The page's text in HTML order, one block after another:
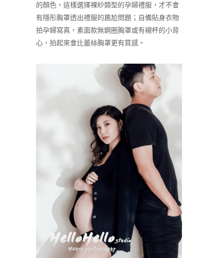
的顏色，這樣選擇裸紗類型的孕婦禮服，才不會
有隱形胸罩透出禮服的尷尬問題；自備貼身衣物
拍孕婦寫真，素面款無鋼圈胸罩或有襯杯的小背
心，拍起來會比蕾絲胸罩更有質感。